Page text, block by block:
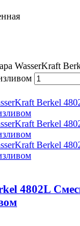
WasserKraft
4802L